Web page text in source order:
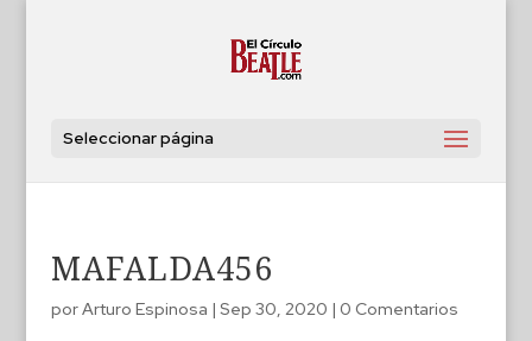
Seleccionar página
MAFALDA456
porArturo Espinosa | Sep 30, 2020 | 0 Comentarios